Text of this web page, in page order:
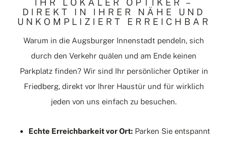
IHR LOKALER OPTIKER –
DIREKT IN IHRER NÄHE UND
UNKOMPLIZIERT ERREICHBAR
Warum in die Augsburger Innenstadt pendeln, sich
durch den Verkehr quälen und am Ende keinen
Parkplatz finden? Wir sind Ihr persönlicher Optiker in
Friedberg, direkt vor Ihrer Haustür und für wirklich
jeden von uns einfach zu besuchen.
Echte Erreichbarkeit vor Ort: Parken Sie entspannt